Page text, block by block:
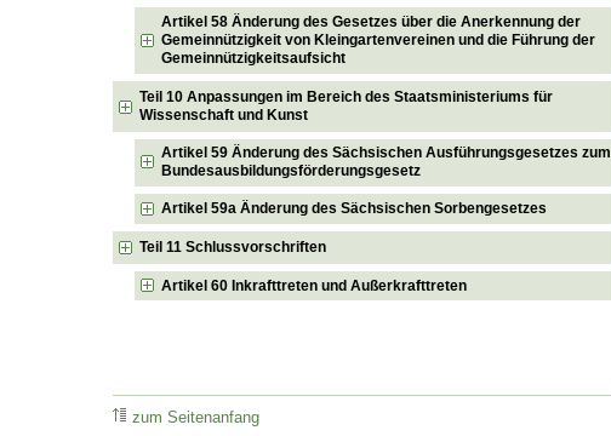
Artikel 58 Änderung des Gesetzes über die Anerkennung der
Gemeinnützigkeit von Kleingartenvereinen und die Führung der
Gemeinnützigkeitsaufsicht
Teil 10 Anpassungen im Bereich des Staatsministeriums für
Wissenschaft und Kunst
Artikel 59 Änderung des Sächsischen Ausführungsgesetzes zum
Bundesausbildungsförderungsgesetz
Artikel 59a Änderung des Sächsischen Sorbengesetzes
Teil 11 Schlussvorschriften
Artikel 60 Inkrafttreten und Außerkrafttreten
zum Seitenanfang